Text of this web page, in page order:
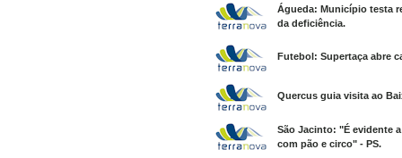
Águeda: Município testa
da deficiência.
Futebol: Supertaça abre
Quercus guia visita ao
São Jacinto: "É evidente
com pão e circo" - PS.